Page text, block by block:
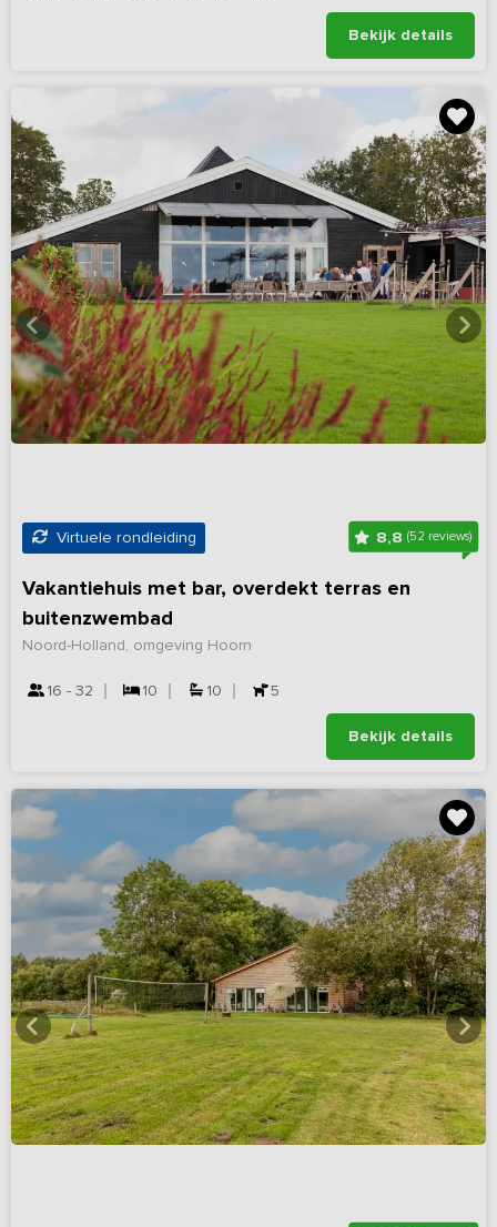
Bekijk details
Virtuele rondleiding 8,8 (52 reviews)
Vakantiehuis met bar, overdekt terras en
buitenzwembad
Noord-Holland, omgeving Hoorn
16 - 32 10 10 5
Bekijk details